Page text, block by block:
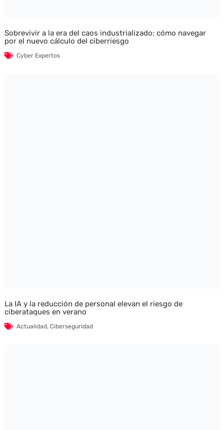
Sobrevivir a la era del caos industrializado: cómo navegar
por el nuevo cálculo del ciberriesgo
Cyber Expertos
La IA y la reducción de personal elevan el riesgo de
ciberataques en verano
Actualidad, Ciberseguridad